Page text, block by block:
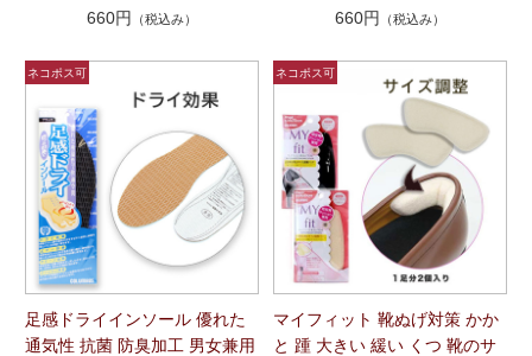
660円 （税込み）
660円
（税込み）
足感ドライインソール 優れた
通気性 抗菌 防臭加工 男女兼用
マイフィット 靴ぬげ対策 かか
と 踵 大きい 緩い くつ 靴のサ